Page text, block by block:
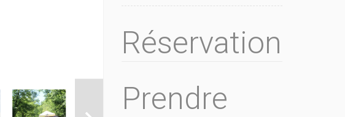
Réservation
Prendre